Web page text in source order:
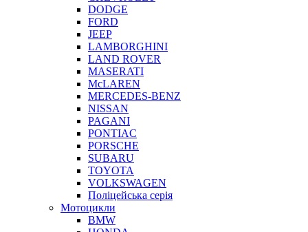
DODGE
FORD
JEEP
LAMBORGHINI
LAND ROVER
MASERATI
McLAREN
MERCEDES-BENZ
NISSAN
PAGANI
PONTIAC
PORSCHE
SUBARU
TOYOTA
VOLKSWAGEN
Поліцейська серія
Мотоцикли
BMW